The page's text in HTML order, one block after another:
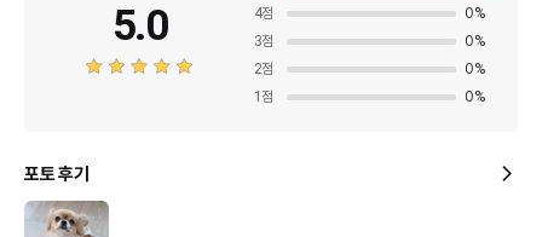
5.0
4점 0%
3점 0%
2점 0%
1 점 0%
포토 후기